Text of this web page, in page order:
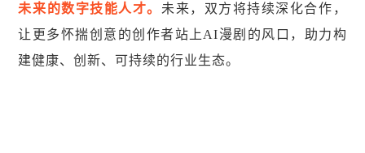
未来的数字技能人才。 未来，双方将持续深化合作，
让更多怀揣创意的创作者站上AI漫剧的风口，助力构
建健康、创新、可持续的行业生态。